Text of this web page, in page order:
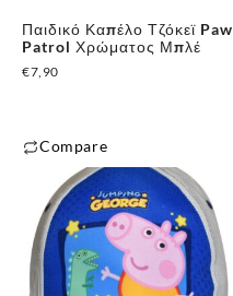
να
επιλεγούν
του
προϊόντος
Παιδικό Καπέλο Τζόκεϊ Paw
Patrol Χρώματος Μπλέ
€7,90
Compare
προϊόν
έχει
πολλαπλές